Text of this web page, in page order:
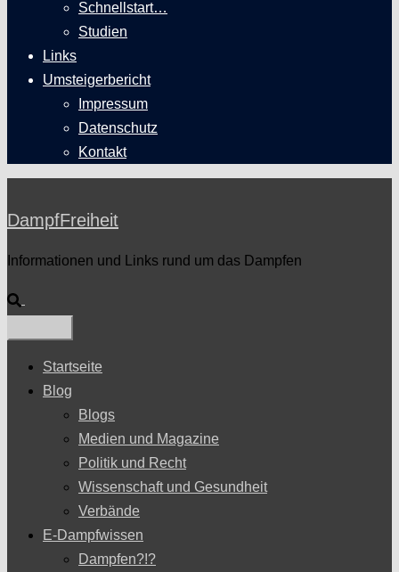
Schnellstart…
Studien
Links
Umsteigerbericht
Impressum
Datenschutz
Kontakt
DampfFreiheit
Informationen und Links rund um das Dampfen
Suche
Startseite
Blog
Blogs
Medien und Magazine
Politik und Recht
Wissenschaft und Gesundheit
Verbände
E-Dampfwissen
Dampfen?!?